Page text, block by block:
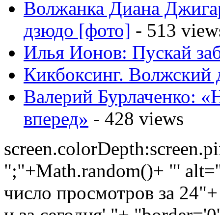
Волжанка Диана
дзюдо [фото] - 513
Илья Ионов: Пускай
Кикбоксинг.
Валерий Бурлаченко:
вперед» - 428 views
";"+Math.random()+ "'
число просмотров за